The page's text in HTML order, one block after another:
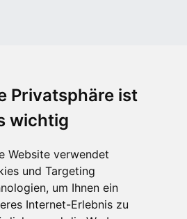
Privatsphäre ist
wichtig
Website verwendet
und Targeting
um Ihnen ein
Internet-Erlebnis zu
Cookies um die Karte
einverstanden, dass Ihre Daten an
übermittelt werden.